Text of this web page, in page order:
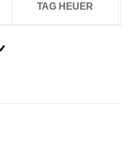
TAG HEUER